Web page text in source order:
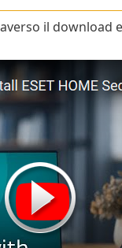
il download